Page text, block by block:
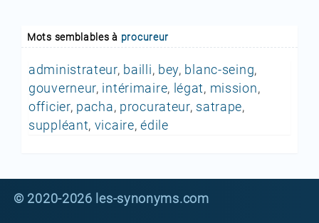
Mots semblables à procureur
administrateur, bailli, bey, blanc-seing,
gouverneur, intérimaire, légat, mission,
officier, pacha, procurateur, satrape,
suppléant, vicaire,édile
© 2020-2026 les-synonyms.com